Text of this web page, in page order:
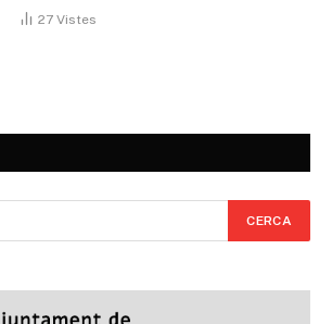
27 Vistes